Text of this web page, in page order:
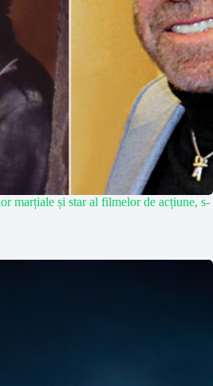
marțiale și star al filmelor de acțiune, s-